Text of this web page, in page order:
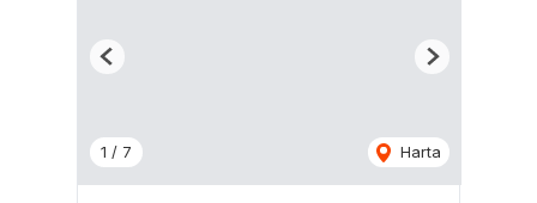
1 / 7 Harta
Previous Next